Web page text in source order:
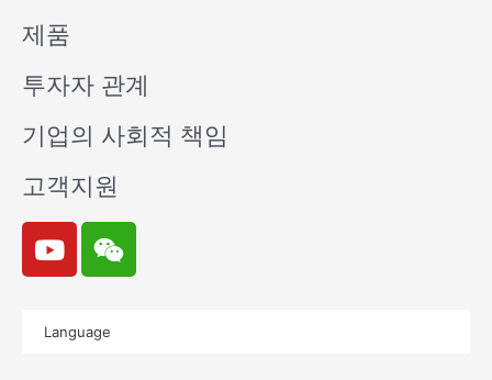
제품
투자자 관계
기업의 사회적 책임
고객지원
Y
o
u
W
e
i
n
Language